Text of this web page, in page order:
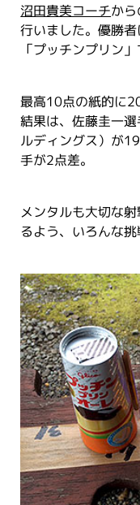
沼田貴美コーチか
行いました。優勝
「プッチンプリン」
最高10点の紙的に
結果は、佐藤圭一
ルディングス）が
手が2点差。
メンタルも大切な
るよう、いろんな挑